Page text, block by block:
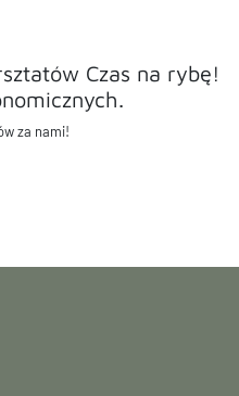
Czas na rybę!
za nami!